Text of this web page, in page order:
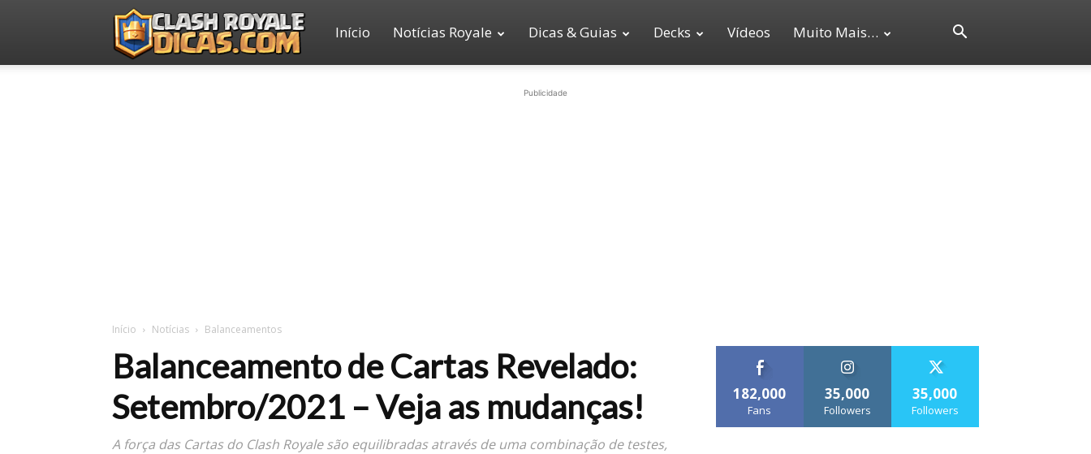
Clash
Início Notícias Royale Dicas & Guias Decks Vídeos Muito Mais…
Publicidade
Início Notícias Balanceamentos
Balanceamento de Cartas Revelado:
Setembro/2021 – Veja as mudanças!
A força das Cartas do Clash Royale são equilibradas através de uma combinação de testes,
182,000
Fans
35,000
Followers
35,000
Followers